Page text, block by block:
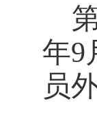
年9
员